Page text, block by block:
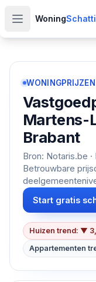
Open hoofdmenu
Woning
WONINGPRIJZEN
Martens-
Brabant
Bron: Notaris.be
Betrouwbare
Start gratis
Huizen trend: ▼
Appartementen